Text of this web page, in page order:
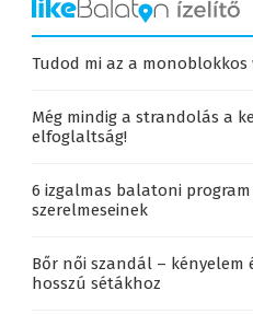
Tudod mi az a monoblokkos
Még mindig a strandolás a
elfoglaltság!
6 izgalmas balatoni
szerelmeseinek
Bőr női szandál – kényelem
hosszú sétákhoz